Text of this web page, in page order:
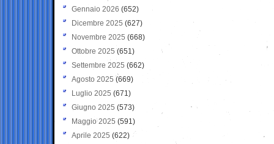
Gennaio 2026 (652)
Dicembre 2025 (627)
Novembre 2025 (668)
Ottobre 2025 (651)
Settembre 2025 (662)
Agosto 2025 (669)
Luglio 2025 (671)
Giugno 2025 (573)
Maggio 2025 (591)
Aprile 2025 (622)